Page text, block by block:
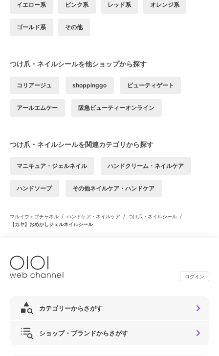
イエロー系 ピンク系 レッド系 オレンジ系
ゴールド系 その他
つけ爪・ネイルシールを他ショップから探す
コリアージュ shoppinggo ビューティゲート
アールエムケー 阪急ビューティーオンライン
つけ爪・ネイルシールを関連カテゴリから探す
マニキュア・ジェルネイル ハンドクリーム・ネイルケア
ハンドソープ その他ネイルケア・ハンドケア
マルイウェブチャネル / ハンドケア・ネイルケア / つけ爪・ネイルシール /
【カヤ】おめかしジェルネイルシール
ログイン
カテゴリーからさがす
ショップ・ブランドからさがす